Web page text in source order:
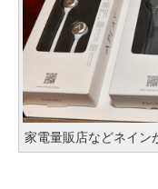
家電量販店などネイン